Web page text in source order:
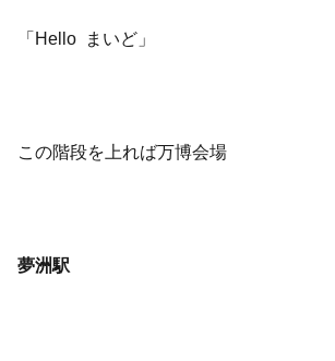
「Hello まいど」
この階段を上れば万博会場
夢洲駅